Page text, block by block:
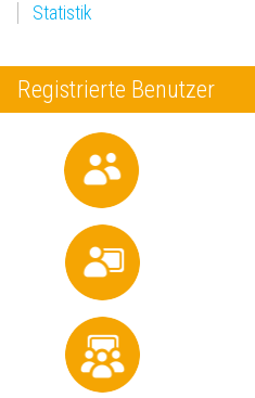
Statistik
Registrierte Benutzer